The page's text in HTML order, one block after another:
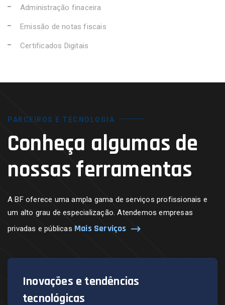
Administração finaceira
Emissão de notas fiscais
Certificados Digitais
PARCEIROS E TECNOLOGIA
Conheça algumas de
nossas ferramentas
A BF oferece uma ampla gama de serviços profissionais e
um alto grau de especialização. Atendemos empresas
privadas e públicas Mais Serviços
Inovações e tendências
tecnológicas